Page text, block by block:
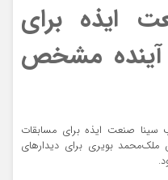
ایذه برای
آینده مشخص
سینا صنعت ایذه برای مسابقات
بویری برای دیدارهای